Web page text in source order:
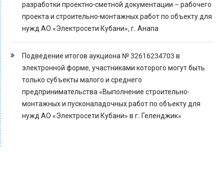
разработки проектно-сметной документации – рабочего
проекта и строительно-монтажных работ по объекту для
нужд АО «Электросети Кубани», г. Анапа
Подведение итогов аукциона № 32616234703 в
электронной форме, участниками которого могут быть
только субъекты малого и среднего
предпринимательства «Выполнение строительно-
монтажных и пусконаладочных работ по объекту для
нужд АО «Электросети Кубани» в г. Геленджик»